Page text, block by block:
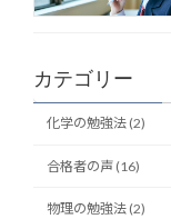
カテゴリー
化学の勉強法 (2)
合格者の声 (16)
物理の勉強法 (2)